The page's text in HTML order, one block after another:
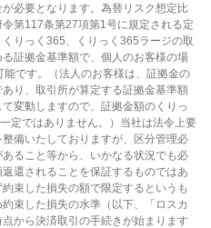
必要となります。為替リスク想定比
第117条第27項第1号に規定される定
りっく365、くりっく365ラージの取
証拠金基準額で、個人のお客様の場
です。（法人のお客様は、証拠金の
り、取引所が算定する証拠金基準額
変動しますので、証拠金額のくりっ
定ではありません。）当社は法令上要
備いたしておりますが、区分管理必
ること等から、いかなる状況でも必
還されることを保証するものではあ
束した損失の額で限定するというも
束した損失の水準（以下、「ロスカ
から決済取引の手続きが始まります